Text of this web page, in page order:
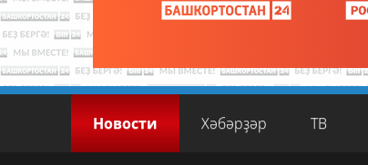
Новости Хәбәрҙәр ТВ